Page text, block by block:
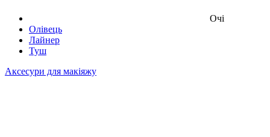
Очі
Олівець
Лайнер
Туш
Аксесури для макіяжу